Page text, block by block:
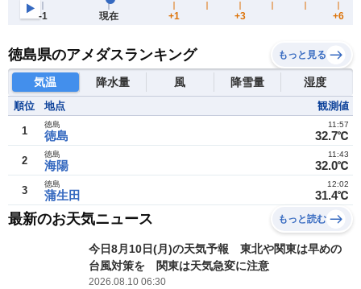
徳島県のアメダスランキング もっと見る
気温 降水量 風 降雪量 湿度
順位 地点 観測値
1 徳島
徳島
32.7℃
11:57
2 海陽
徳島
32.0℃
11:43
3 蒲生田
徳島
31.4℃
12:02
最新のお天気ニュース もっと読む
今日8月10日(月)の天気予報 東北や関東は早めの
台風対策を 関東は天気急変に注意
2026.08.10 06:30